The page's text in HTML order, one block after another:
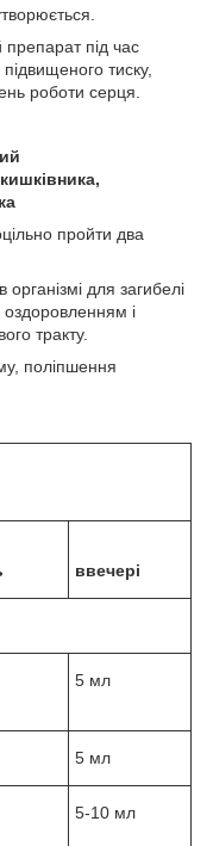
під час
підвищеного тиску,
роботи серця.
пройти два
для загибелі
оздоровленням і
тракту.
поліпшення
ввечері
5 мл
5 мл
5-10 мл